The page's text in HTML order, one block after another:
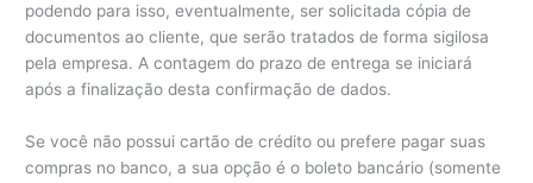
podendo para isso, eventualmente, ser solicitada cópia de
documentos ao cliente, que serão tratados de forma sigilosa
pela empresa. A contagem do prazo de entrega se iniciará
após a finalização desta confirmação de dados.
Se você não possui cartão de crédito ou prefere pagar suas
compras no banco, a sua opção é o boleto bancário (somente